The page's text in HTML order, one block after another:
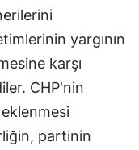
yargının
karşı
CHP'nin
partinin